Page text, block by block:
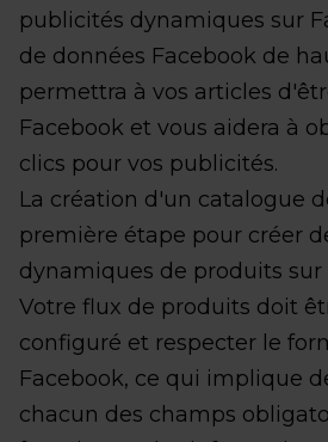
publicités dynamiques sur
de données Facebook de
permettra à vos articles
Facebook et vous aidera à
clics pour vos publicités.
La création d'un catalogue
première étape pour créer
dynamiques de produits sur
Votre flux de produits doit
configuré et respecter le
Facebook, ce qui implique
chacun des champs